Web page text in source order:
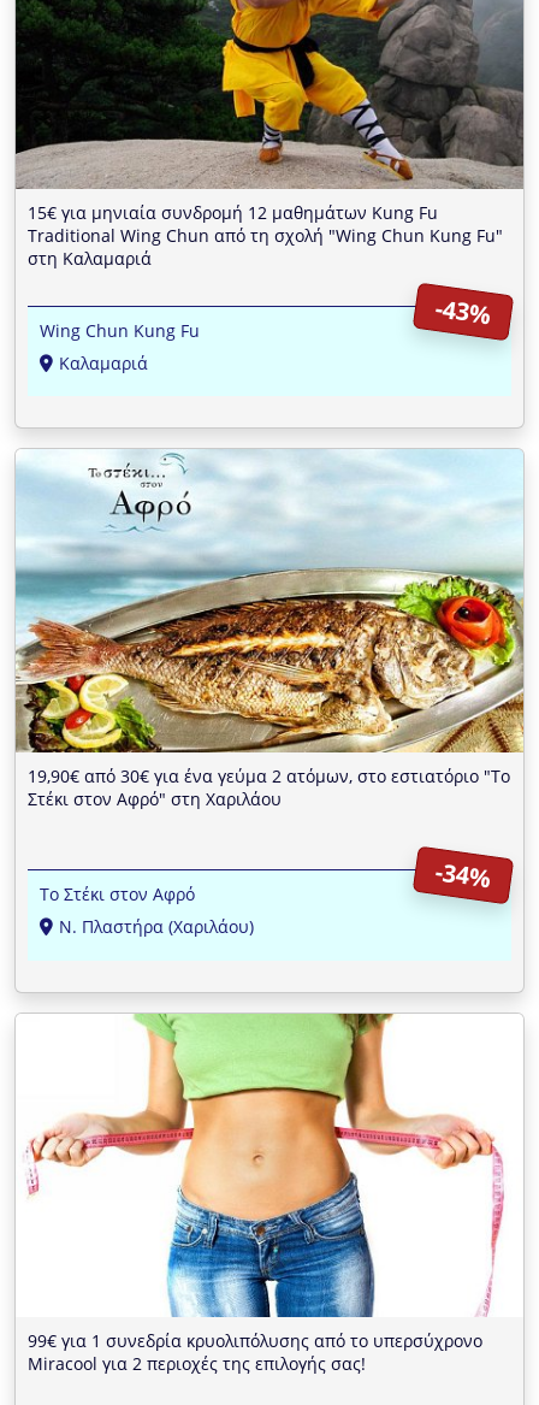
15€ για μηνιαία συνδρομή 12 μαθημάτων Kung Fu
Traditional Wing Chun από τη σχολή "Wing Chun Kung Fu"
στη Καλαμαριά
-43%
Wing Chun Kung Fu
Καλαμαριά
19,90€ από 30€ για ένα γεύμα 2 ατόμων, στο εστιατόριο "Το
Στέκι στον Αφρό" στη Χαριλάου
-34%
Το Στέκι στον Αφρό
Ν. Πλαστήρα (Χαριλάου)
99€ για 1 συνεδρία κρυολιπόλυσης από το υπερσύχρονο
Miracool για 2 περιοχές της επιλογής σας!